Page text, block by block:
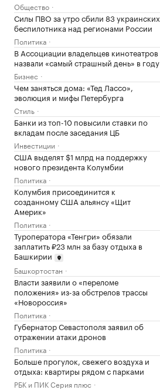
Общество
Силы ПВО за утро сбили 83 украинских
беспилотника над регионами России
Политика
В Ассоциации владельцев кинотеатров
назвали «самый страшный день» в году
Бизнес
Чем заняться дома: «Тед Лассо»,
эволюция и мифы Петербурга
Стиль
Банки из топ-10 повысили ставки по
вкладам после заседания ЦБ
Инвестиции
США выделят $1 млрд на поддержку
нового президента Колумбии
Политика
Колумбия присоединится к
созданному США альянсу «Щит
Америк»
Политика
Туроператора «Тенгри» обязали
заплатить ₽23 млн за базу отдыха в
Башкирии
Башкортостан
Власти заявили о «переломе
положения» из-за обстрелов трассы
«Новороссия»
Политика
Губернатор Севастополя заявил об
отражении атаки дронов
Политика
Больше прогулок, свежего воздуха и
отдыха: квартиры рядом с парками
РБК и ПИК Серия плюс